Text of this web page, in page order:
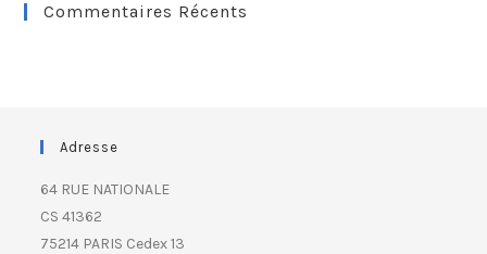
Commentaires Récents
Adresse
64 RUE NATIONALE
CS 41362
75214 PARIS Cedex 13